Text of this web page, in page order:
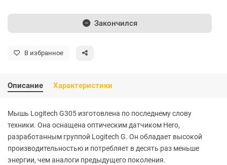
Закончился
В избранное
Описание Характеристики
Мышь Logitech G305 изготовлена по последнему слову
техники. Она оснащена оптическим датчиком Hero,
разработанным группой Logitech G. Он обладает высокой
производительностью и потребляет в десять раз меньше
энергии, чем аналоги предыдущего поколения.